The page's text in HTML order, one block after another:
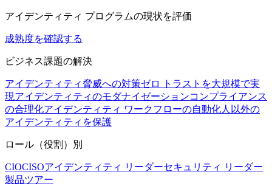
アイデンティティ プログラムの現状を評価
成熟度を確認する
ビジネス課題の解決
アイデンティティ脅威への対策ゼロ トラストを大規模で実
現アイデンティティのモダナイゼーションコンプライアンス
の合理化アイデンティティ ワークフローの自動化人以外の
アイデンティティを保護
ロール（役割）別
CIOCISOアイデンティティ リーダーセキュリティ リーダー
製品ツアー